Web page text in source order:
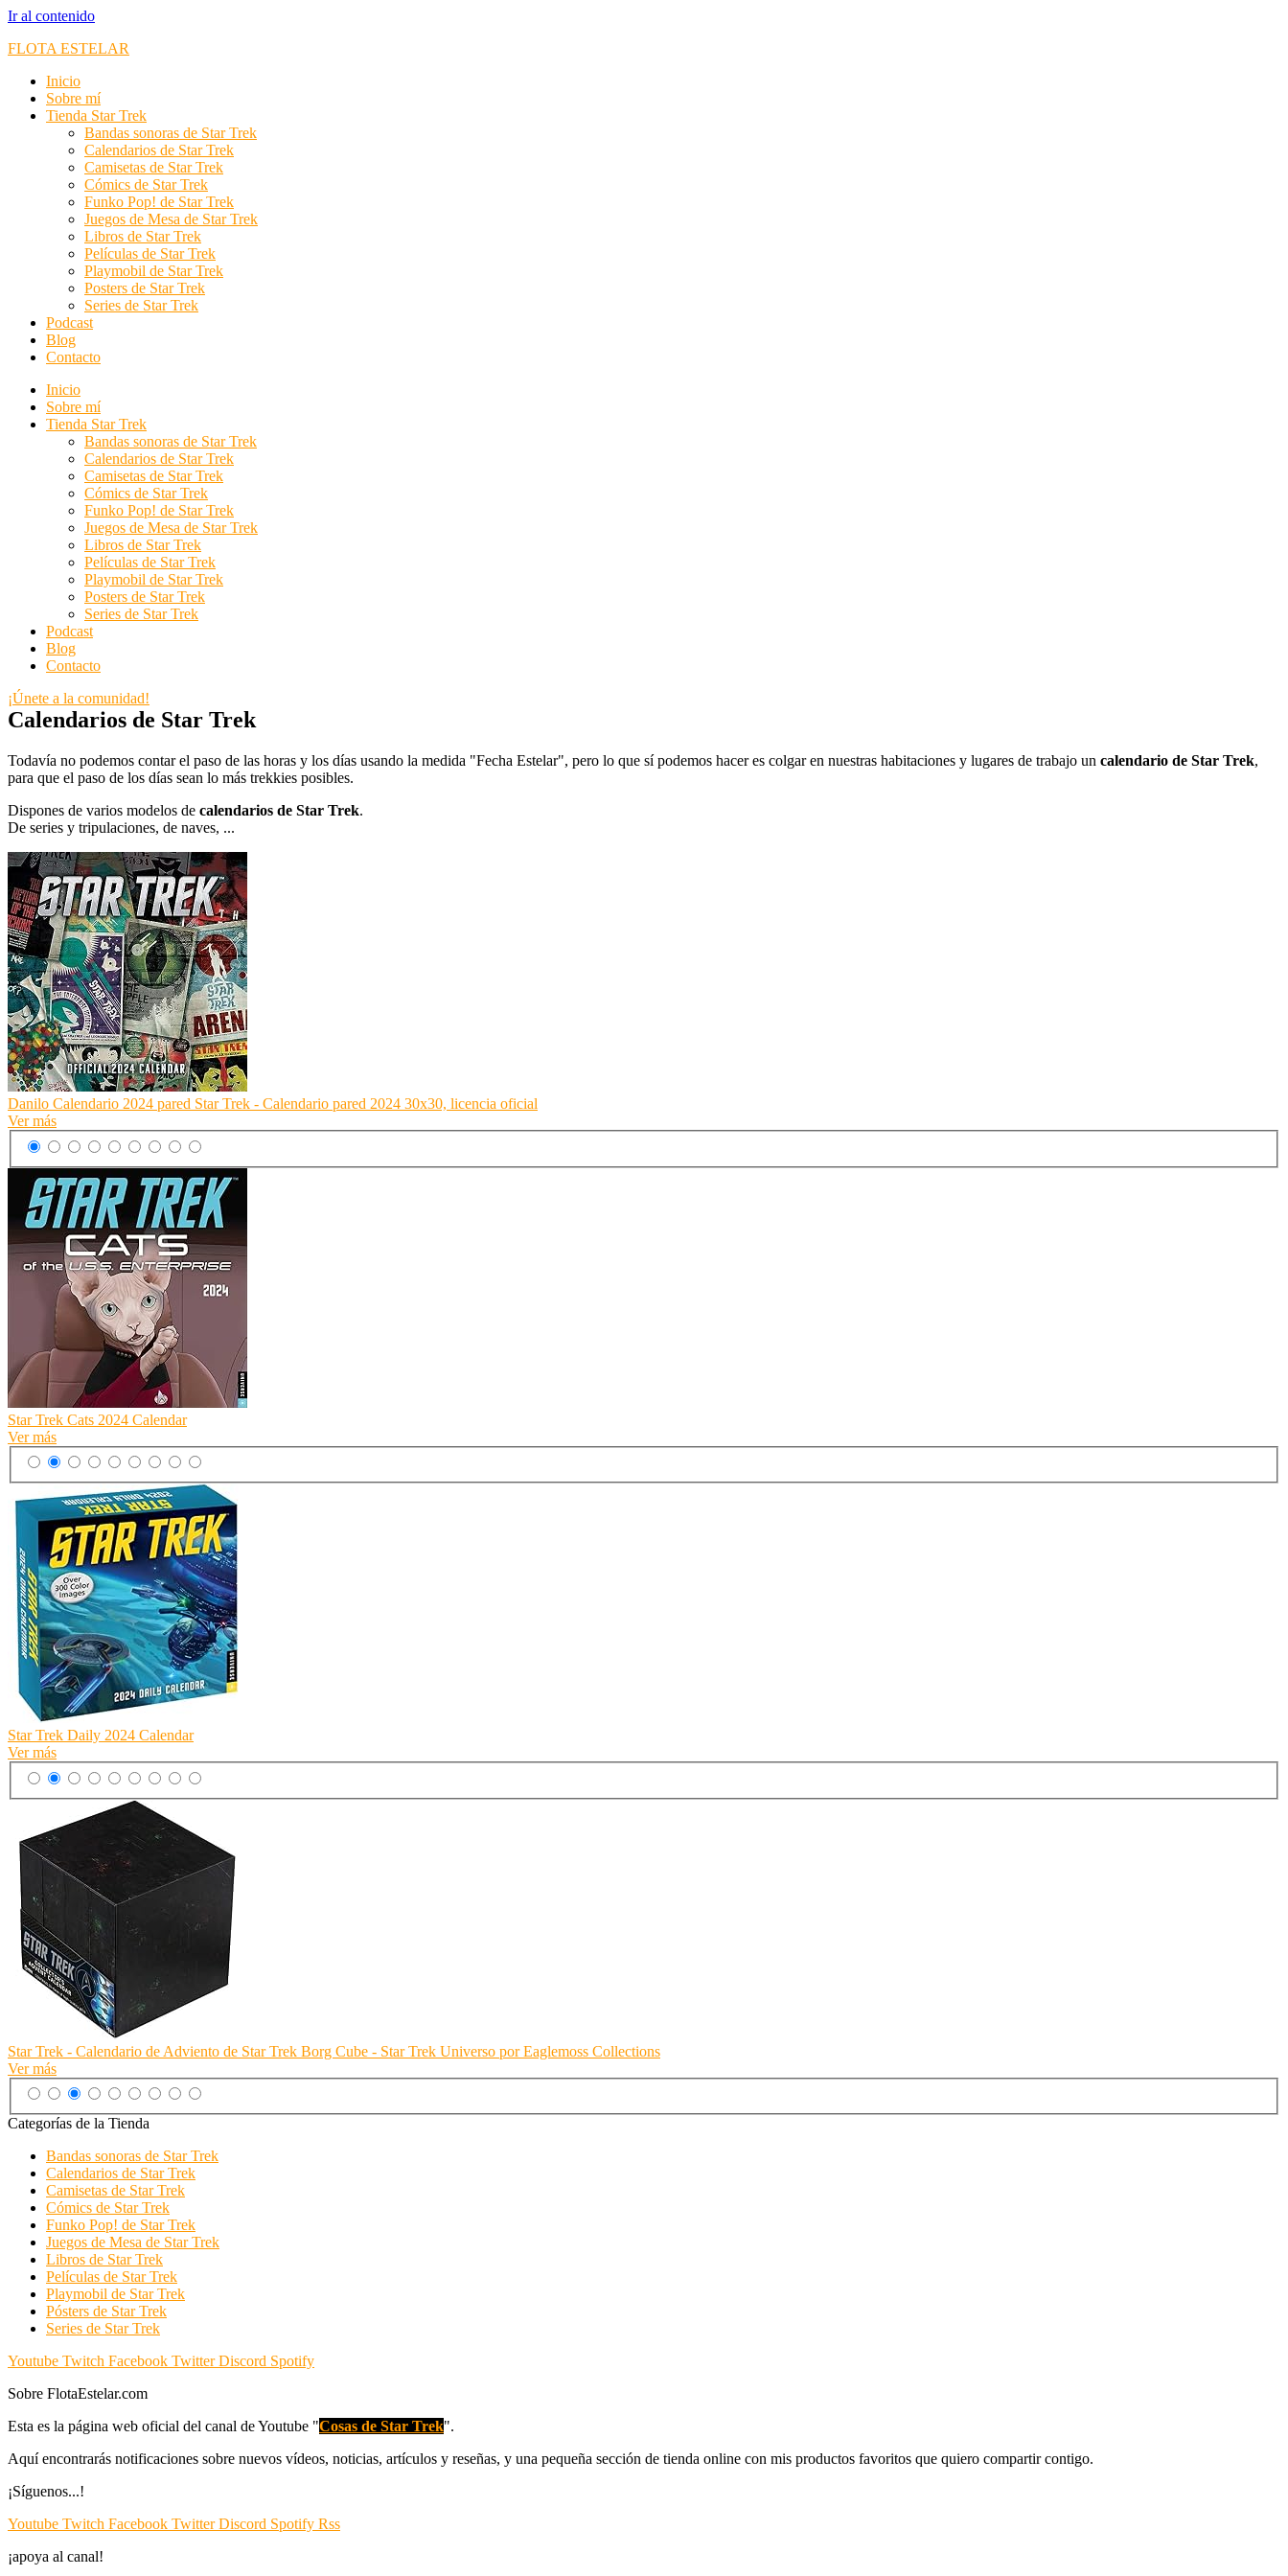
Ir al contenido
FLOTA ESTELAR
Inicio
Sobre mí
Tienda Star Trek
Bandas sonoras de Star Trek
Calendarios de Star Trek
Camisetas de Star Trek
Cómics de Star Trek
Funko Pop! de Star Trek
Juegos de Mesa de Star Trek
Libros de Star Trek
Películas de Star Trek
Playmobil de Star Trek
Posters de Star Trek
Series de Star Trek
Podcast
Blog
Contacto
Inicio
Sobre mí
Tienda Star Trek
Bandas sonoras de Star Trek
Calendarios de Star Trek
Camisetas de Star Trek
Cómics de Star Trek
Funko Pop! de Star Trek
Juegos de Mesa de Star Trek
Libros de Star Trek
Películas de Star Trek
Playmobil de Star Trek
Posters de Star Trek
Series de Star Trek
Podcast
Blog
Contacto
¡Únete a la comunidad!
Calendarios de Star Trek
Todavía no podemos contar el paso de las horas y los días usando la medida "Fecha Estelar", pero lo que sí podemos hacer es colgar en nuestras habitaciones y lugares de trabajo un calendario de Star Trek,
para que el paso de los días sean lo más trekkies posibles.
Dispones de varios modelos de calendarios de Star Trek.
De series y tripulaciones, de naves, ...
Danilo Calendario 2024 pared Star Trek - Calendario pared 2024 30x30, licencia oficial
Ver más
Star Trek Cats 2024 Calendar
Ver más
Star Trek Daily 2024 Calendar
Ver más
Star Trek - Calendario de Adviento de Star Trek Borg Cube - Star Trek Universo por Eaglemoss Collections
Ver más
Categorías de la Tienda
Bandas sonoras de Star Trek
Calendarios de Star Trek
Camisetas de Star Trek
Cómics de Star Trek
Funko Pop! de Star Trek
Juegos de Mesa de Star Trek
Libros de Star Trek
Películas de Star Trek
Playmobil de Star Trek
Pósters de Star Trek
Series de Star Trek
Youtube Twitch Facebook Twitter Discord Spotify
Sobre FlotaEstelar.com
Esta es la página web oficial del canal de Youtube "Cosas de Star Trek".
Aquí encontrarás notificaciones sobre nuevos vídeos, noticias, artículos y reseñas, y una pequeña sección de tienda online con mis productos favoritos que quiero compartir contigo.
¡Síguenos...!
Youtube Twitch Facebook Twitter Discord Spotify Rss
¡apoya al canal!